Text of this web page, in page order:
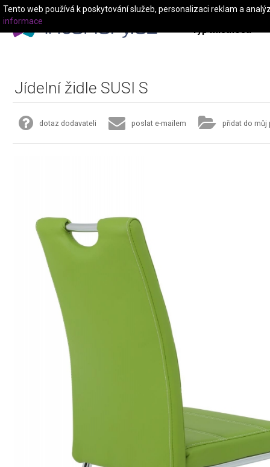
Typ místnosti
Jídelní židle SUSI S
dotaz dodavateli poslat e-mailem přidat do můj
Tento web používá k poskytování služeb, personalizaci reklam a
informace